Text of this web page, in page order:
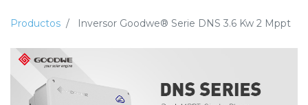
Productos Inversor Goodwe® Serie DNS 3.6 Kw 2 Mppt